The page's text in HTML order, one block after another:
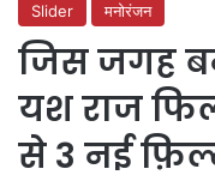
Slider मनोरंजन
जिस जगह
यश राज
से 3 नई